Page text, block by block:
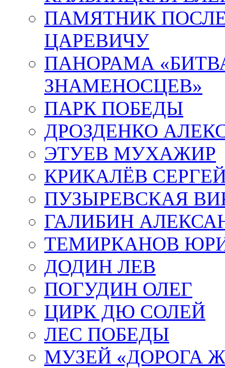
ПАМЯТНИК
ЦАРЕВИЧУ
ПАНОРАМА
ЗНАМЕНОСЦЕВ»
ПАРК ПОБЕДЫ
ДРОЗДЕНКО
ЭТУЕВ МУХАЖИР
КРИКАЛЁВ
ПУЗЫРЕВСКАЯ
ГАЛИБИН
ТЕМИРКАНОВ
ДОДИН ЛЕВ
ПОГУДИН ОЛЕГ
ЦИРК ДЮ СОЛЕЙ
ЛЕС ПОБЕДЫ
МУЗЕЙ «ДОРОГА